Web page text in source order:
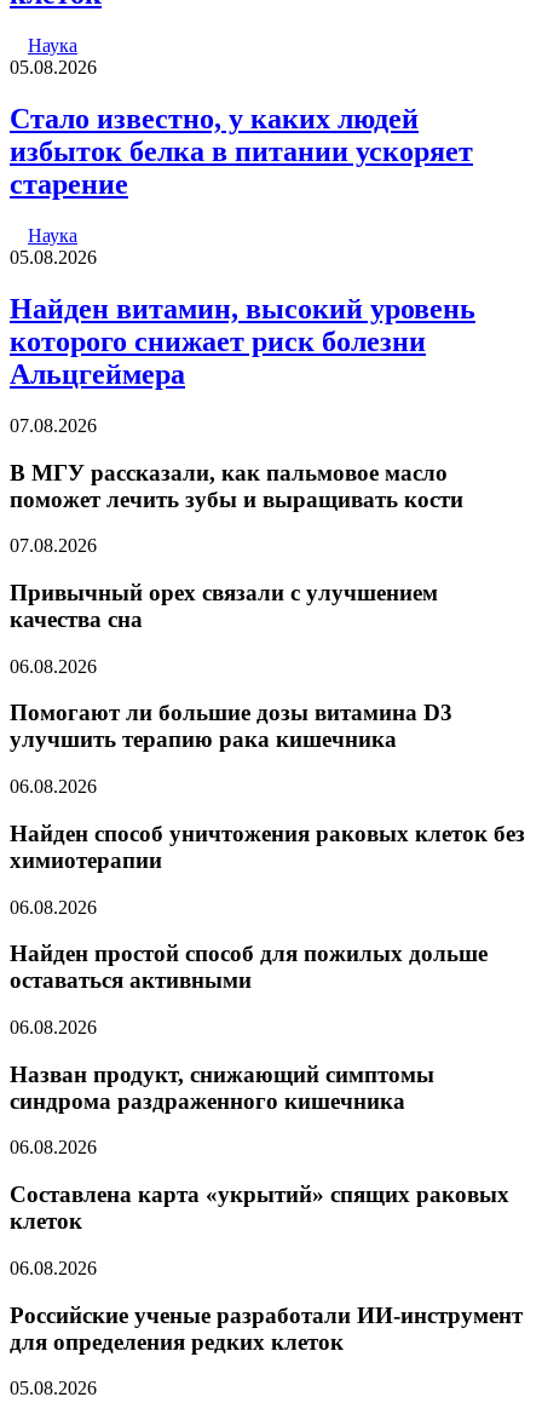
Наука
05.08.2026
Стало известно, у каких людей
избыток белка в питании ускоряет
старение
Наука
05.08.2026
Найден витамин, высокий уровень
которого снижает риск болезни
Альцгеймера
07.08.2026
В МГУ рассказали, как пальмовое масло
поможет лечить зубы и выращивать кости
07.08.2026
Привычный орех связали с улучшением
качества сна
06.08.2026
Помогают ли большие дозы витамина D3
улучшить терапию рака кишечника
06.08.2026
Найден способ уничтожения раковых клеток без
химиотерапии
06.08.2026
Найден простой способ для пожилых дольше
оставаться активными
06.08.2026
Назван продукт, снижающий симптомы
синдрома раздраженного кишечника
06.08.2026
Составлена карта «укрытий» спящих раковых
клеток
06.08.2026
Российские ученые разработали ИИ-инструмент
для определения редких клеток
05.08.2026